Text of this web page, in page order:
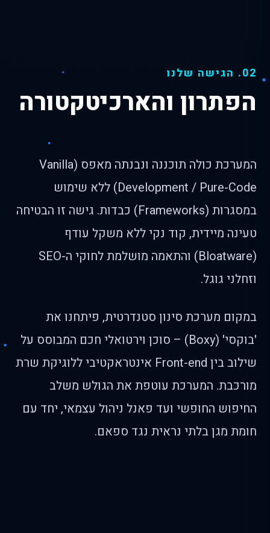
02. הגישה שלנו
הפתרון והארכיטקטורה
המערכת כולה תוכננה ונבנתה מאפס (Vanilla
Development / Pure-Code) ללא שימוש
במסגרות (Frameworks) כבדות. גישה זו הבטיחה
טעינה מיידית, קוד נקי ללא משקל עודף
(Bloatware) והתאמה מושלמת לחוקי ה-SEO
וזחלני גוגל.
במקום מערכת סינון סטנדרטית, פיתחנו את
'בוקסי' (Boxy) – סוכן וירטואלי חכם המבוסס על
שילוב בין Front-end אינטראקטיבי ללוגיקת שרת
מורכבת. המערכת עוטפת את הגולש משלב
החיפוש החופשי ועד פאנל ניהול עצמאי, יחד עם
חומת מגן בלתי נראית נגד ספאם.